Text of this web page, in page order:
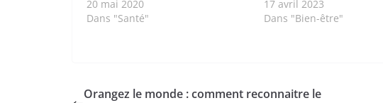
20 mai 2020
Dans "Santé"
17 avril 2023
Dans "Bien-être"
Orangez le monde : comment reconnaitre le